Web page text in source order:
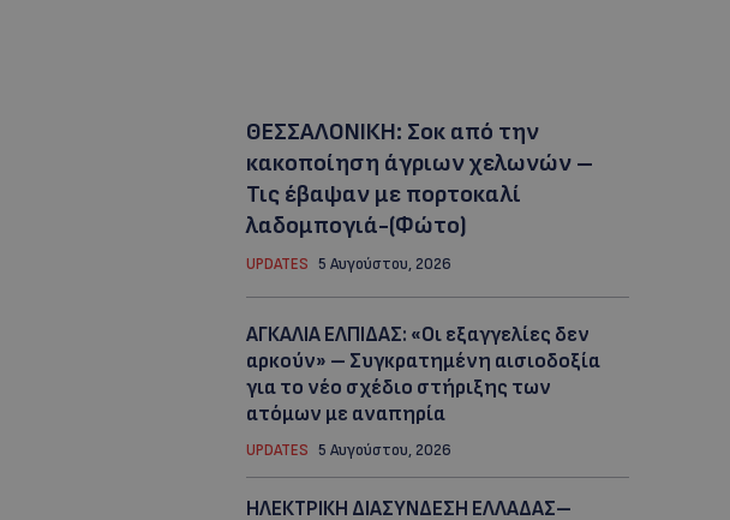
ΘΕΣΣΑΛΟΝΙΚΗ: Σοκ από την
κακοποίηση άγριων χελωνών –
Τις έβαψαν με πορτοκαλί
λαδομπογιά-(Φώτο)
UPDATES 5 Αυγούστου, 2026
ΑΓΚΑΛΙΑ ΕΛΠΙΔΑΣ: «Οι εξαγγελίες δεν
αρκούν» – Συγκρατημένη αισιοδοξία
για το νέο σχέδιο στήριξης των
ατόμων με αναπηρία
UPDATES 5 Αυγούστου, 2026
ΗΛΕΚΤΡΙΚΗ ΔΙΑΣΥΝΔΕΣΗ ΕΛΛΑΔΑΣ–